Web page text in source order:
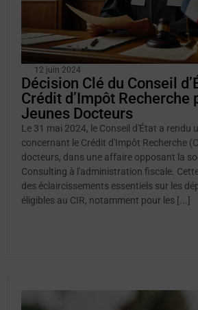
12 juin 2024
Décision Clé du Conseil
Crédit d’Impôt Recherche
Jeunes Docteurs
Le 31 mai 2024, le Conseil d'État a rendu
concernant le Crédit d'Impôt Recherche
docteurs, dans une affaire opposant la
Consulting à l'administration fiscale.
des éclaircissements essentiels sur les
éligibles au CIR, notamment pour les [...]